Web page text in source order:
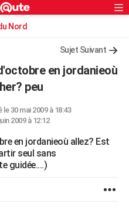
Nord
Sujet Suivant
en jordanieoù
peu
30 mai 2009 à 18:43
2009 à 12:12
en jordanieoù allez? Est
seul sans
guidée....)